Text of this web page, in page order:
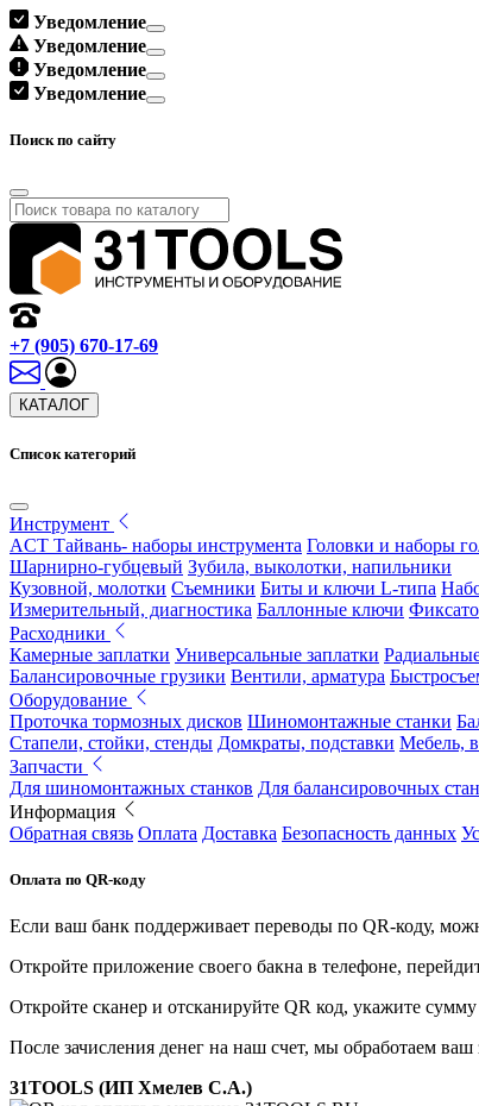
Уведомление
Уведомление
Уведомление
Уведомление
Поиск по сайту
+7 (905) 670-17-69
КАТАЛОГ
Список категорий
Инструмент
ACT Тайвань- наборы инструмента Головки и наборы
Шарнирно-губцевый Зубила, выколотки, напильники
Кузовной, молотки Съемники Биты и ключи L-типа
Измерительный, диагностика Баллонные ключи
Расходники
Камерные заплатки Универсальные заплатки
Балансировочные грузики Вентили, арматура
Оборудование
Проточка тормозных дисков Шиномонтажные станки
Стапели, стойки, стенды Домкраты, подставки Мебель,
Запчасти
Для шиномонтажных станков Для балансировочных
Информация
Обратная связь Оплата Доставка Безопасность данных
Оплата по QR-коду
Если ваш банк поддерживает переводы по QR-коду,
Откройте приложение своего бакна в телефоне,
Откройте сканер и отсканируйте QR код, укажите
После зачисления денег на наш счет, мы обработаем ваш
31TOOLS (ИП Хмелев С.А.)